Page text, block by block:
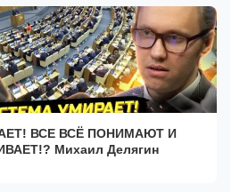
ВСЕ ВСЁ ПОНИМАЮТ И
Михаил Делягин